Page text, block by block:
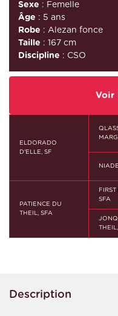
Sexe : Femelle
Âge : 5 ans
Robe : Alezan fonce
Taille : 167 cm
Discipline : CSO
Voir
ELDORADO
D'ELLE, SF
PATIENCE DU
THEIL, SFA
SFA
Description